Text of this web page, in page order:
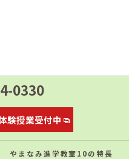
0330
験授業受付中
やまなみ進学教室10の特⻑